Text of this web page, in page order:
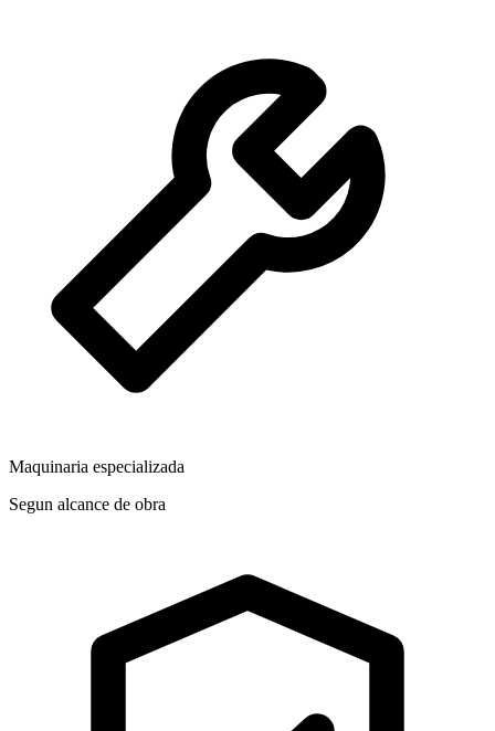
Maquinaria especializada
Segun alcance de obra